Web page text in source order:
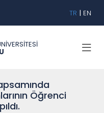
TR | EN
Öğrenci